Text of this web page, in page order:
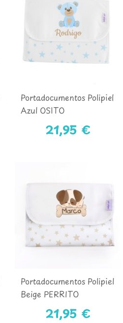
Portadocumentos Polipiel
Azul OSITO
21,95 €
Portadocumentos Polipiel
Beige PERRITO
21,95 €